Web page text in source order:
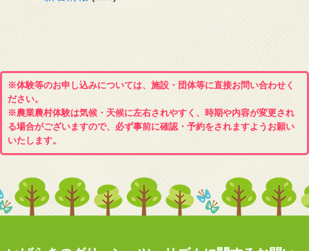
※体験等のお申し込みについては、施設・団体等に直接お問い合わせく
ださい。
※農業農村体験は気候・天候に左右されやすく、時期や内容が変更され
る場合がございますので、必ず事前に確認・予約をされますようお願い
いたします。